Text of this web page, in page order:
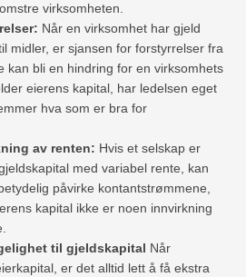
virksomheten.
Når en virksomhet har gjeld
midler, er sjansen for forstyrrelser fra
kan bli en hindring for en virksomhets
eierens kapital, har ledelsen eget
hva som er bra for
av renten: Hvis et selskap er
med variabel rente, kan
påvirke kontantstrømmene,
kapital ikke er noen innvirkning
til gjeldskapital Når
er det alltid lett å få ekstra